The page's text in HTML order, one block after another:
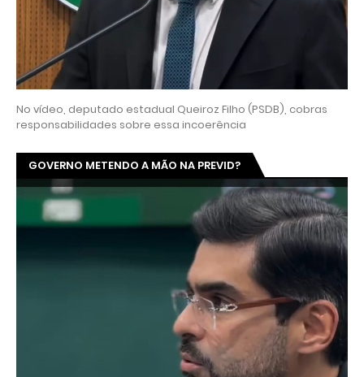
No vídeo, deputado estadual Queiroz Filho (PSDB), cobras
responsabilidades sobre essa incoerência
GOVERNO METENDO A MÃO NA PREVID?